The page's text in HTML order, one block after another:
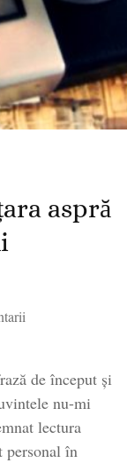
aspră
lumii
și
în
de început și
nu-mi
lectura
personal în